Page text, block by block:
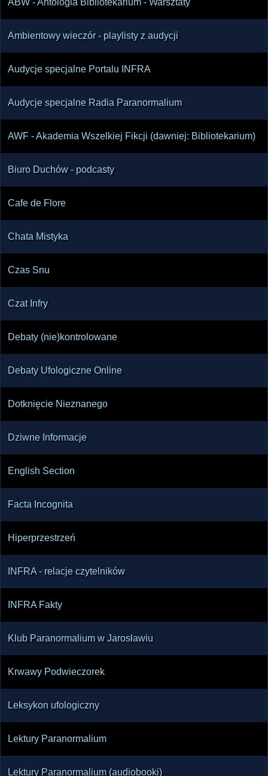
ABW - Antologia Bibliotekarium - Warsztaty
Ambientowy wieczór - playlisty z audycji
Audycje specjalne Portalu INFRA
Audycje specjalne Radia Paranormalium
AWF - Akademia Wszelkiej Fikcji (dawniej: Bibliotekarium)
Biuro Duchów - podcasty
Cafe de Flore
Chata Mistyka
Czas Snu
Czat Infry
Debaty (nie)kontrolowane
Debaty Ufologiczne Online
Dotknięcie Nieznanego
Dziwne Informacje
English Section
Facta Incognita
Hiperprzestrzeń
INFRA - relacje czytelników
INFRA Fakty
Klub Paranormalium w Jarosławiu
Krwawy Podwieczorek
Leksykon ufologiczny
Lektury Paranormalium
Lektury Paranormalium (audiobooki)